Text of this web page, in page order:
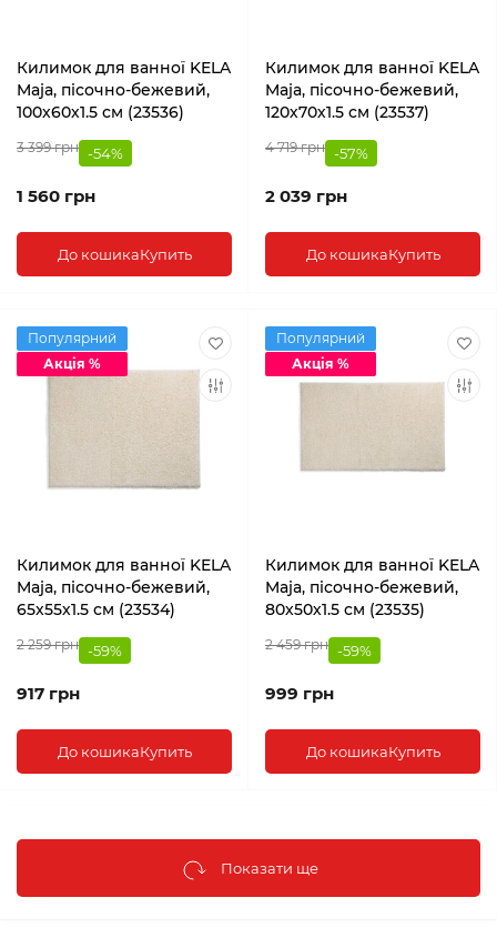
Килимок для ванної KELA
Maja, пісочно-бежевий,
100х60х1.5 см (23536)
3 399 грн -54%
1 560 грн
До кошикаКупить
Килимок для ванної KELA
Maja, пісочно-бежевий,
120х70х1.5 см (23537)
4 719 грн -57%
2 039 грн
До кошикаКупить
Популярний
Акція %
Килимок для ванної KELA
Maja, пісочно-бежевий,
65х55х1.5 см (23534)
2 259 грн -59%
917 грн
До кошикаКупить
Популярний
Акція %
Килимок для ванної KELA
Maja, пісочно-бежевий,
80х50х1.5 см (23535)
2 459 грн -59%
999 грн
До кошикаКупить
Показати ще